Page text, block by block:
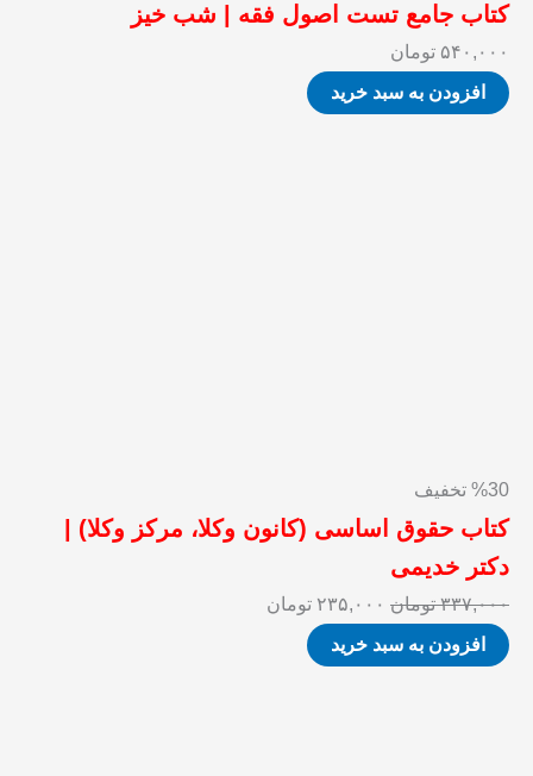
کتاب جامع تست اصول فقه | شب خیز
۵۴۰,۰۰۰ تومان
افزودن به سبد خرید
%30 تخفیف
کتاب حقوق اساسی (کانون وکلا، مرکز وکلا) |
دکتر خدیمی
۳۳۷,۰۰۰ تومان ۲۳۵,۰۰۰ تومان
افزودن به سبد خرید